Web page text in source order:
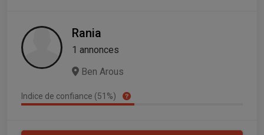
Rania
1 annonces
Ben Arous
Indice de confiance (51%)